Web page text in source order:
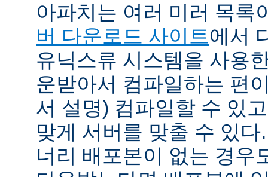
아파치는 여러 미러 목록
버 다운로드 사이트에서
유닉스류 시스템을 사용
운받아서 컴파일하는 편
서 설명) 컴파일할 수 있
맞게 서버를 맞출 수 있
너리 배포본이 없는 경우